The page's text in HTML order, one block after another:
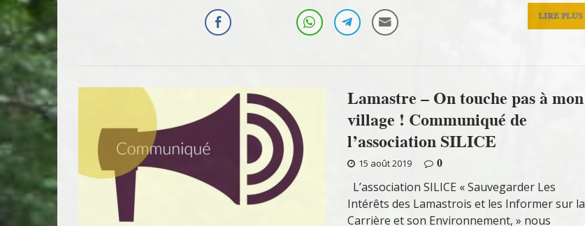
LIRE PLUS
Lamastre – On touche pas à mon
village ! Communiqué de
l’association SILICE
15 août 2019
0
L’association SILICE « Sauvegarder Les
Intérêts des Lamastrois et les Informer sur la
Carrière et son Environnement, » nous